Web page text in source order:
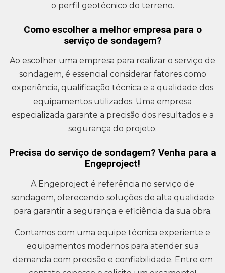
o perfil geotécnico do terreno.
Como escolher a melhor empresa para o
serviço de sondagem?
Ao escolher uma empresa para realizar o serviço de
sondagem, é essencial considerar fatores como
experiência, qualificação técnica e a qualidade dos
equipamentos utilizados. Uma empresa
especializada garante a precisão dos resultados e a
segurança do projeto.
Precisa do serviço de sondagem? Venha para a
Engeproject!
A Engeproject é referência no serviço de
sondagem, oferecendo soluções de alta qualidade
para garantir a segurança e eficiência da sua obra.
Contamos com uma equipe técnica experiente e
equipamentos modernos para atender sua
demanda com precisão e confiabilidade. Entre em